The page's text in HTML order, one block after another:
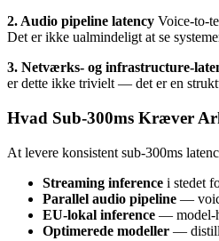
2. Audio pipeline latency Voice-to-
Det er ikke ualmindeligt at se
3. Netværks- og infrastructure-
er dette ikke trivielt — det er en
Hvad Sub-300ms Kræver
At levere konsistent sub-300ms
Streaming inference i stedet
Parallel audio pipeline —
EU-lokal inference — model-
Optimerede modeller —